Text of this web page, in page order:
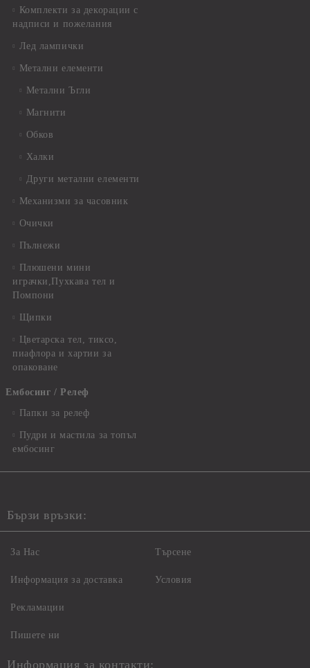
Комплекти за декорации с
надписи и пожелания
Лед лампички
Метални елементи
Метални Ъгли
Магнити
Обков
Халки
Други метални елементи
Механизми за часовник
Очички
Пълнежи
Плюшени мини
играчки,Пухкава тел и
Помпони
Щипки
Цветарска тел, тиксо,
пиафлора и хартии за
опаковане
Ембосинг / Релеф
Папки за релеф
Пудри и мастила за топъл
ембосинг
Бързи връзки:
За Нас
Информация за доставка
Рекламации
Пишете ни
Търсене
Условия
Информация за контакти: